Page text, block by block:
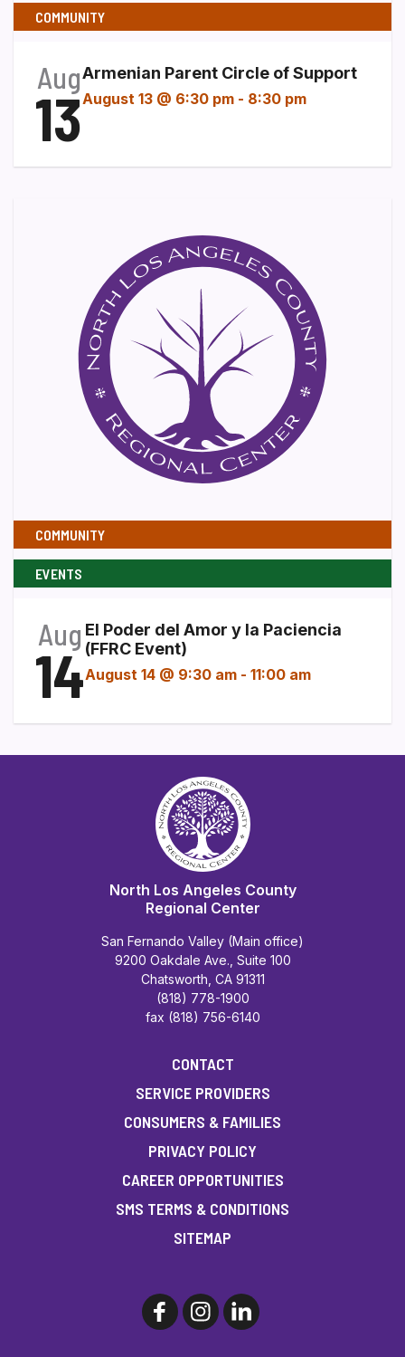
COMMUNITY
Aug
13
Armenian Parent Circle of Support
August 13 @ 6:30 pm - 8:30 pm
COMMUNITY
EVENTS
Aug
14
El Poder del Amor y la Paciencia
(FFRC Event)
August 14 @ 9:30 am - 11:00 am
North Los Angeles County
Regional Center
San Fernando Valley (Main office)
9200 Oakdale Ave., Suite 100
Chatsworth, CA 91311
(818) 778-1900
fax (818) 756-6140
CONTACT
SERVICE PROVIDERS
CONSUMERS & FAMILIES
PRIVACY POLICY
CAREER OPPORTUNITIES
SMS TERMS & CONDITIONS
SITEMAP